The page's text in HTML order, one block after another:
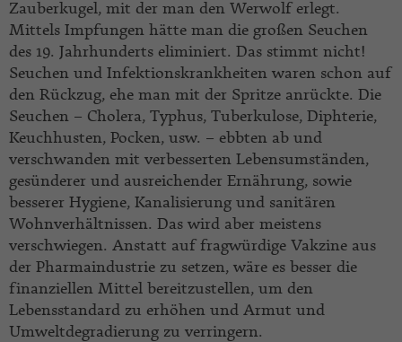
Zauberkugel, mit der man den Werwolf erlegt.
Mittels Impfungen hätte man die großen Seuchen
des 19. Jahrhunderts eliminiert. Das stimmt nicht!
Seuchen und Infektionskrankheiten waren schon auf
den Rückzug, ehe man mit der Spritze anrückte. Die
Seuchen – Cholera, Typhus, Tuberkulose, Diphterie,
Keuchhusten, Pocken, usw. – ebbten ab und
verschwanden mit verbesserten Lebensumständen,
gesünderer und ausreichender Ernährung, sowie
besserer Hygiene, Kanalisierung und sanitären
Wohnverhältnissen. Das wird aber meistens
verschwiegen. Anstatt auf fragwürdige Vakzine aus
der Pharmaindustrie zu setzen, wäre es besser die
finanziellen Mittel bereitzustellen, um den
Lebensstandard zu erhöhen und Armut und
Umweltdegradierung zu verringern.